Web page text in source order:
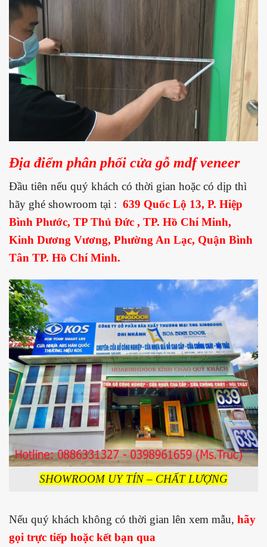
Địa điểm phân phối cửa gỗ mdf veneer
Đầu tiên nếu quý khách có thời gian hoặc có dịp thì
hãy ghé showroom tại : 639 Quốc Lộ 13, P. Hiệp
Bình Phước, TP Thủ Đức , TP. Hồ Chí Minh,
Kinh Dương Vương, Phường An Lạc, Quận Bình
Tân TP. Hồ Chí Minh.
SHOWROOM UY TÍN – CHẤT LƯỢNG
Nếu quý khách không có thời gian lên xem mẫu, hãy
gọi trực tiếp hoặc kết bạn qua